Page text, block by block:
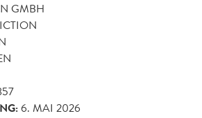
GMBH
6. MAI 2026